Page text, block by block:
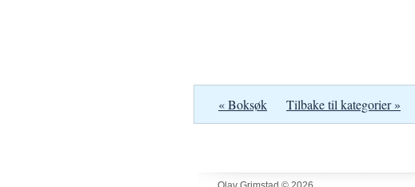
« Boksøk Tilbake til kategorier »